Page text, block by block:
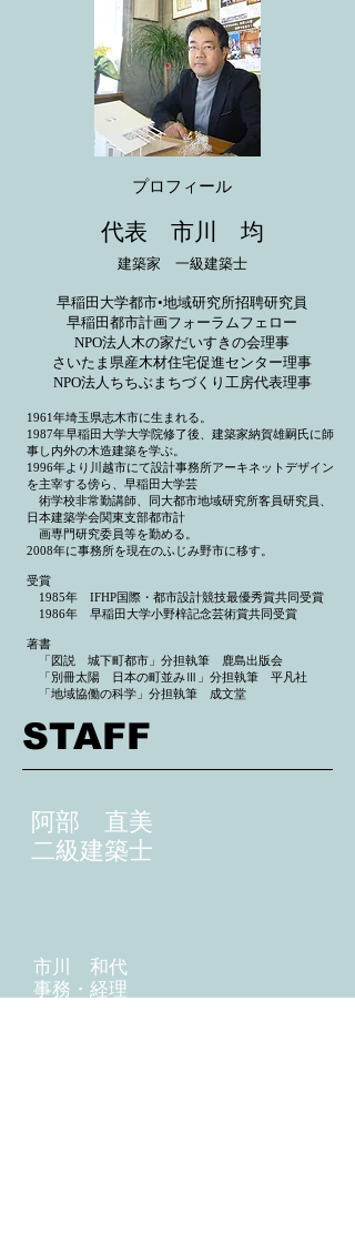
​プロフィール
代表 市川 均
建築家 一級建築士
早稲田大学都市•地域研究所招聘研究員
早稲田都市計画フォーラムフェロー
NPO法人木の家だいすきの会理事
さいたま県産木材住宅促進センター理事
NPO法人ちちぶまちづくり工房代表理事
1961年埼玉県志木市に生まれる。
1987年早稲田大学大学院修了後、建築家納賀雄嗣氏に師
事し内外の木造建築を学ぶ。
1996年より川越市にて設計事務所アーキネットデザイン
を主宰する傍ら、早稲田大学芸
術学校非常勤講師、同大都市地域研究所客員研究員、
日本建築学会関東支部都市計
画専門研究委員等を勤める。
2008年に事務所を現在のふじみ野市に移す。
受賞
1985年 IFHP国際・都市設計競技最優秀賞共同受賞
1986年 早稲田大学小野梓記念芸術賞共同受賞
著書
「図説 城下町都市」分担執筆 鹿島出版会
「別冊太陽 日本の町並みⅢ」分担執筆 平凡社
「地域協働の科学」分担執筆 成文堂
STAFF
阿部 直美
​二級建築士
市川 和代
​事務・経理